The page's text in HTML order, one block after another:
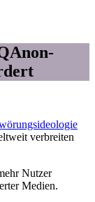
verbreiten
Nutzer
Medien.